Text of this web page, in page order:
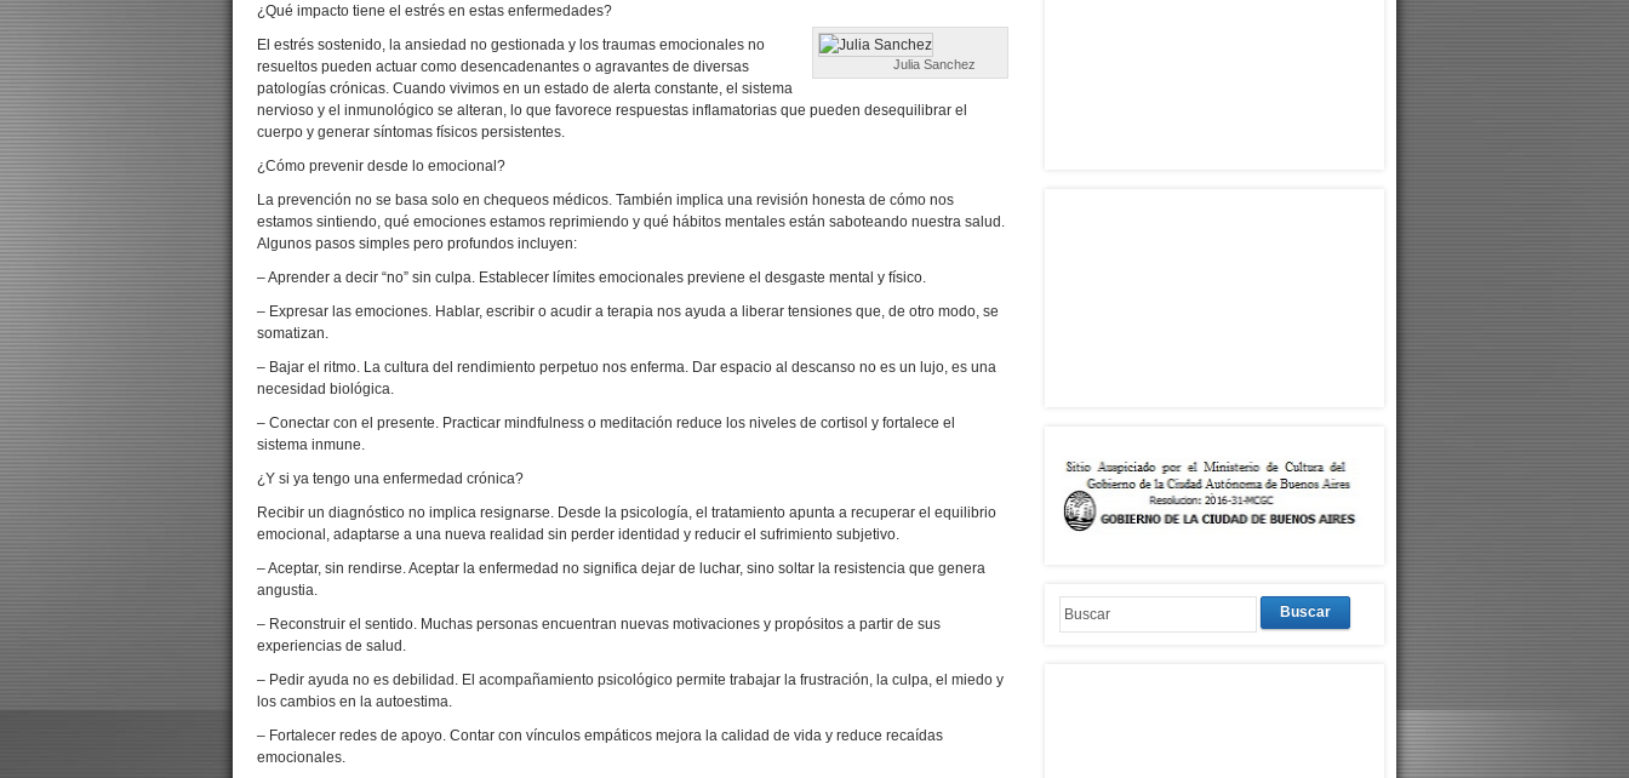
¿Qué impacto tiene el estrés en estas enfermedades?
Julia Sanchez
El estrés sostenido, la ansiedad no gestionada y los traumas emocionales no
resueltos pueden actuar como desencadenantes o agravantes de diversas
patologías crónicas. Cuando vivimos en un estado de alerta constante, el sistema
nervioso y el inmunológico se alteran, lo que favorece respuestas inflamatorias que pueden desequilibrar el
cuerpo y generar síntomas físicos persistentes.
¿Cómo prevenir desde lo emocional?
La prevención no se basa solo en chequeos médicos. También implica una revisión honesta de cómo nos
estamos sintiendo, qué emociones estamos reprimiendo y qué hábitos mentales están saboteando nuestra salud.
Algunos pasos simples pero profundos incluyen:
– Aprender a decir “no” sin culpa. Establecer límites emocionales previene el desgaste mental y físico.
– Expresar las emociones. Hablar, escribir o acudir a terapia nos ayuda a liberar tensiones que, de otro modo, se
somatizan.
– Bajar el ritmo. La cultura del rendimiento perpetuo nos enferma. Dar espacio al descanso no es un lujo, es una
necesidad biológica.
– Conectar con el presente. Practicar mindfulness o meditación reduce los niveles de cortisol y fortalece el
sistema inmune.
¿Y si ya tengo una enfermedad crónica?
Recibir un diagnóstico no implica resignarse. Desde la psicología, el tratamiento apunta a recuperar el equilibrio
emocional, adaptarse a una nueva realidad sin perder identidad y reducir el sufrimiento subjetivo.
– Aceptar, sin rendirse. Aceptar la enfermedad no significa dejar de luchar, sino soltar la resistencia que genera
angustia.
– Reconstruir el sentido. Muchas personas encuentran nuevas motivaciones y propósitos a partir de sus
experiencias de salud.
– Pedir ayuda no es debilidad. El acompañamiento psicológico permite trabajar la frustración, la culpa, el miedo y
los cambios en la autoestima.
– Fortalecer redes de apoyo. Contar con vínculos empáticos mejora la calidad de vida y reduce recaídas
emocionales.
Buscar